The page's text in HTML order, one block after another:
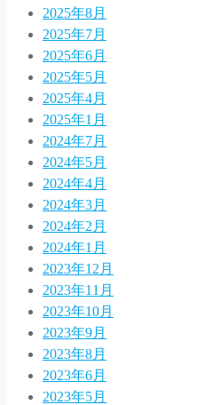
2025年8月
2025年7月
2025年6月
2025年5月
2025年4月
2025年1月
2024年7月
2024年5月
2024年4月
2024年3月
2024年2月
2024年1月
2023年12月
2023年11月
2023年10月
2023年9月
2023年8月
2023年6月
2023年5月